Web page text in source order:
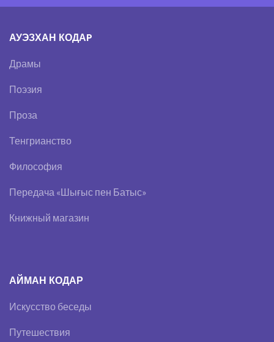
АУЭЗХАН КОДАP
Драмы
Поэзия
Проза
Тенгрианство
Философия
Передача «Шығыс пен Батыс»
Книжный магазин
АЙМАН КОДАР
Искусство беседы
Путешествия